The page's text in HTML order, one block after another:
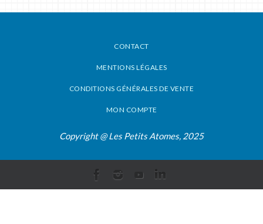
CONTACT
MENTIONS LÉGALES
CONDITIONS GÉNÉRALES DE VENTE
MON COMPTE
Copyright @ Les Petits Atomes, 2025